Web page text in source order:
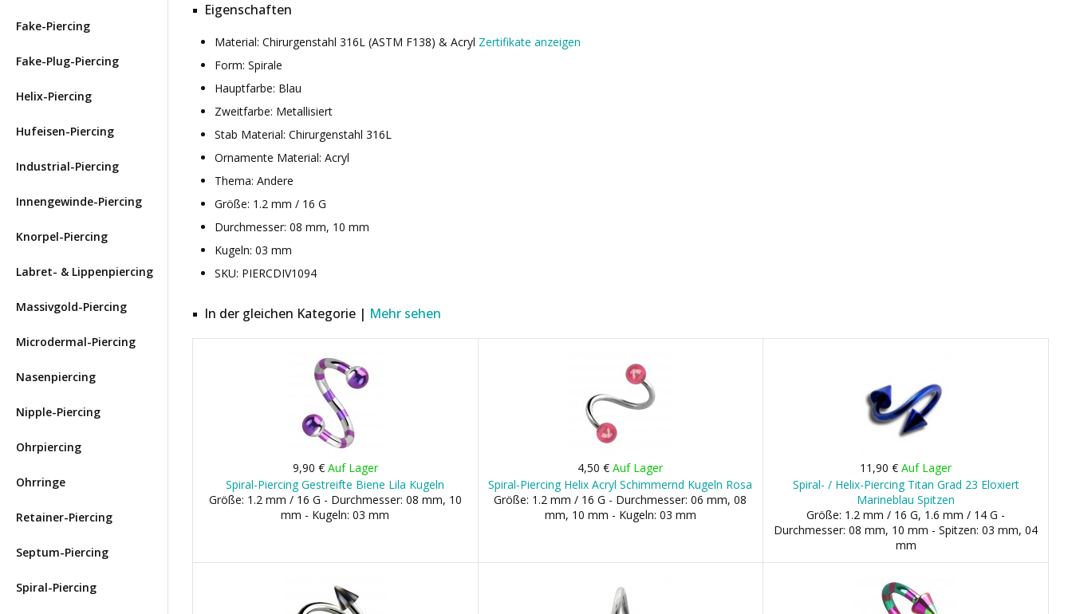
Fake-Piercing
Fake-Plug-Piercing
Helix-Piercing
Hufeisen-Piercing
Industrial-Piercing
Innengewinde-Piercing
Knorpel-Piercing
Labret- & Lippenpiercing
Massivgold-Piercing
Microdermal-Piercing
Nasenpiercing
Nipple-Piercing
Ohrpiercing
Ohrringe
Retainer-Piercing
Septum-Piercing
Spiral-Piercing
Eigenschaften
Material: Chirurgenstahl 316L (ASTM F138) & Acryl Zertifikate anzeigen
Form: Spirale
Hauptfarbe: Blau
Zweitfarbe: Metallisiert
Stab Material: Chirurgenstahl 316L
Ornamente Material: Acryl
Thema: Andere
Größe: 1.2 mm / 16 G
Durchmesser: 08 mm, 10 mm
Kugeln: 03 mm
SKU: PIERCDIV1094
In der gleichen Kategorie | Mehr sehen
9,90 € Auf Lager
Spiral-Piercing Gestreifte Biene Lila Kugeln
Größe: 1.2 mm / 16 G - Durchmesser: 08 mm, 10
mm - Kugeln: 03 mm
4,50 €Auf Lager
Spiral-Piercing Helix Acryl Schimmernd Kugeln Rosa
Größe: 1.2 mm / 16 G - Durchmesser: 06 mm, 08
mm, 10 mm - Kugeln: 03 mm
11,90 €Auf Lager
Spiral- / Helix-Piercing Titan Grad 23 Eloxiert
Marineblau Spitzen
Größe: 1.2 mm / 16 G, 1.6 mm / 14 G -
Durchmesser: 08 mm, 10 mm - Spitzen: 03 mm, 04
mm